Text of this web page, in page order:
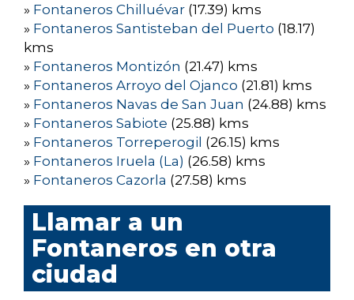
» Fontaneros Chilluévar (17.39) kms
» Fontaneros Santisteban del Puerto (18.17)
kms
» Fontaneros Montizón (21.47) kms
» Fontaneros Arroyo del Ojanco (21.81) kms
» Fontaneros Navas de San Juan (24.88) kms
» Fontaneros Sabiote (25.88) kms
» Fontaneros Torreperogil (26.15) kms
» Fontaneros Iruela (La) (26.58) kms
» Fontaneros Cazorla (27.58) kms
Llamar a un
Fontaneros en otra
ciudad